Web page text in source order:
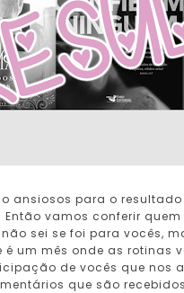
ansiosos para o
Então vamos conferir
sei se foi para vocês,
é um mês onde as
de vocês que
que são